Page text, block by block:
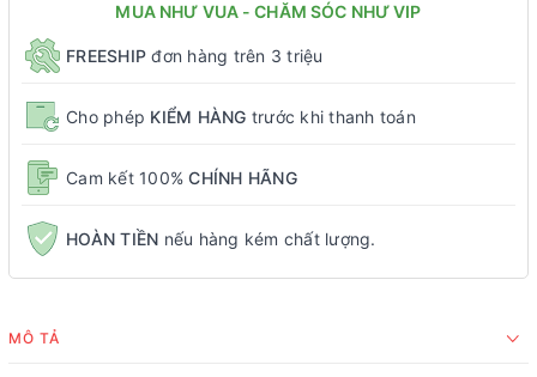
MUA NHƯ VUA - CHĂM SÓC NHƯ VIP
FREESHIP đơn hàng trên 3 triệu
Cho phép KIỂM HÀNG trước khi thanh toán
Cam kết 100% CHÍNH HÃNG
HOÀN TIỀN nếu hàng kém chất lượng.
MÔ TẢ